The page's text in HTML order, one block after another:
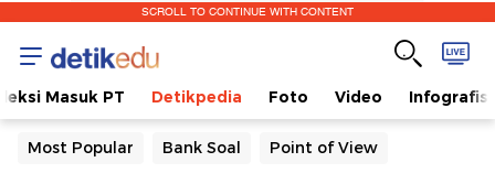
SCROLL TO CONTINUE WITH CONTENT
Masuk PT Detikpedia Foto Video Infografis
Most Popular Bank Soal Point of View